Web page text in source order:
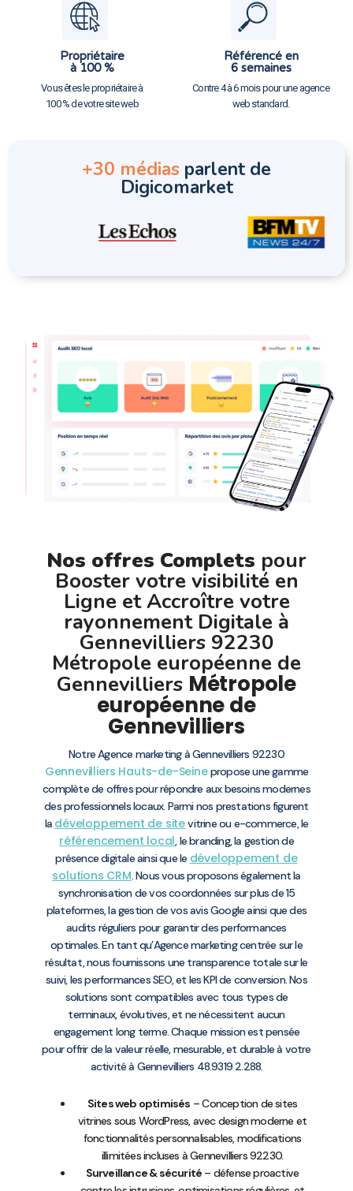
Propriétaire
à 100 %
Vous êtes le propriétaire à
100 % de votre site web
Référencé en
6 semaines
Contre 4 à 6 mois pour une agence
web standard.
+30 médias parlent de
Digicomarket
Nos offres Complets pour
Booster votre visibilité en
Ligne et Accroître votre
rayonnement Digitale à
Gennevilliers 92230
Métropole européenne de
Gennevilliers Métropole
européenne de
Gennevilliers
Notre Agence marketing à Gennevilliers 92230
Gennevilliers Hauts-de-Seinepropose une gamme
complète de offres pour répondre aux besoins modernes
des professionnels locaux. Parmi nos prestations figurent
la développement de sitevitrine ou e-commerce, le
référencement local, le branding, la gestion de
présence digitale ainsi que le développement de
solutions CRM. Nous vous proposons également la
synchronisation de vos coordonnées sur plus de 15
plateformes, la gestion de vos avis Google ainsi que des
audits réguliers pour garantir des performances
optimales. En tant qu’Agence marketing centrée sur le
résultat, nous fournissons une transparence totale sur le
suivi, les performances SEO, et les KPI de conversion. Nos
solutions sont compatibles avec tous types de
terminaux, évolutives, et ne nécessitent aucun
engagement long terme. Chaque mission est pensée
pour offrir de la valeur réelle, mesurable, et durable à votre
activité à Gennevilliers 48.9319 2.288.
Sites web optimisés – Conception de sites
vitrines sous WordPress, avec design moderne et
fonctionnalités personnalisables, modifications
illimitées incluses à Gennevilliers 92230.
Surveillance & sécurité – défense proactive